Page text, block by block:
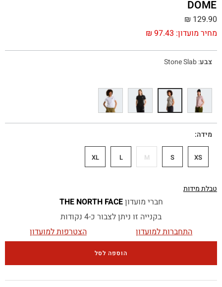
DOME
מחיר מועדון: ₪ 97.43
₪ 129.90
צבע:
Stone Slab
מידה
XS
S
M
L
XL
טבלת מידות
חברי מועדוןTHE NORTH FACE
בקנייה זו ניתן לצבור כ-4 נקודות
התחברות למועדון
הצטרפות למועדון
הוספה לסל